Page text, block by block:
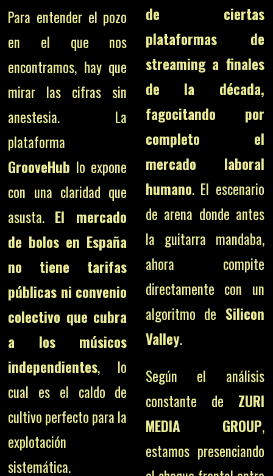
Para entender el pozo
en el que nos
encontramos, hay que
mirar las cifras sin
anestesia. La
plataforma
GrooveHub lo expone
con una claridad que
asusta. El mercado
de bolos en España
no tiene tarifas
públicas ni convenio
colectivo que cubra
a los músicos
independientes, lo
cual es el caldo de
cultivo perfecto para la
explotación
sistemática.
de ciertas
plataformas de
streaming a finales
de la década,
fagocitando por
completo el
mercado laboral
humano. El escenario
de arena donde antes
la guitarra mandaba,
ahora compite
directamente con un
algoritmo de Silicon
Valley.
Según el análisis
constante de ZURI
MEDIA GROUP,
estamos presenciando